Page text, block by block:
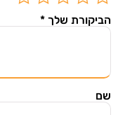
הביקורת שלך *
שם
ודילים שווים